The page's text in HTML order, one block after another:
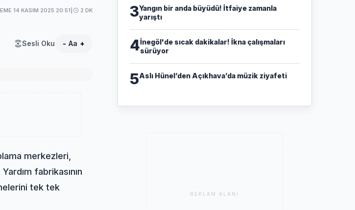
14 KASIM 2025 20:51 2 DK
Sesli Oku - Aa +
merkezleri,
fabrikasının
tek tek
3Yangın bir anda büyüdü! İtfaiye zamanla
yarıştı
4İnegöl'de sıcak dakikalar! İkna çalışmaları
sürüyor
5Aslı Hünel’den Açıkhava’da müzik ziyafeti
REKLAM ALANI